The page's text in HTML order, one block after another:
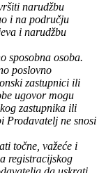
narudžbu
i na području
i narudžbu
sposobna osoba.
poslovno
zastupnici ili
ugovor mogu
zastupnika ili
Prodavatelj ne snosi
točne, važeće i
registracijskog